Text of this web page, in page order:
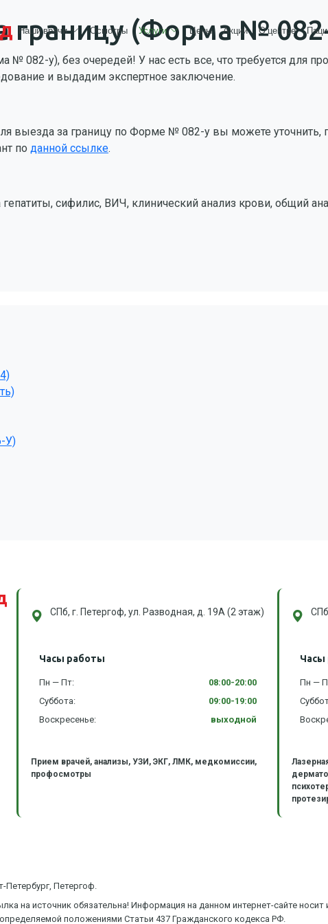
Наши врачи Осмотры Услуги Цены Акции О центре
границу (Форма №
082-у), без очередей! У нас есть все, что требуется для
и выдадим экспертное заключение.
выезда за границу по Форме № 082-у вы можете уточнить,
по данной ссылке.
сифилис, ВИЧ, клинический анализ крови, общий
У)
СПб, г. Петергоф, ул. Разводная, д. 19А (2 этаж)
Часы работы
Пн — Пт:
08:00-20:00
Суббота:
09:00-19:00
Воскресенье:
выходной
Прием врачей, анализы, УЗИ, ЭКГ, ЛМК, медкомиссии,
профосмотры
Часы
Пн —
Петербург, Петергоф.
на источник обязательна! Информация на данном интернет-сайте
положениями Статьи 437 Гражданского кодекса РФ.